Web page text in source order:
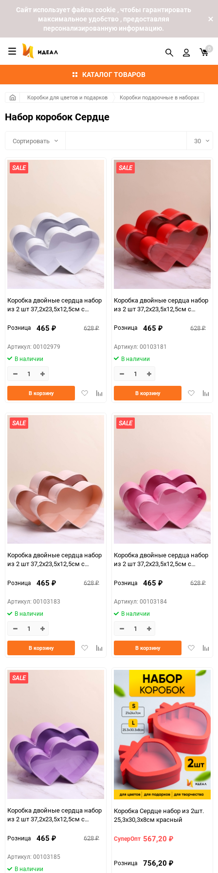
Cайт использует файлы cookie , чтобы гарантировать
максимальное удобство , предоставляя
персонализированную информацию.
КАТАЛОГ ТОВАРОВ
0
Коробки для цветов и подарков Коробки подарочные в наборах
Набор коробок Сердце
Сортировать 30
150
SALE
Коробка двойные сердца набор
из 2 шт 37,2x23,5x12,5см с
Розница 465 ₽ 628₽
Артикул: 00102979
В наличии
ДобавитьДобавить
В корзину
SALE
Коробка двойные сердца набор
из 2 шт 37,2x23,5x12,5см с
Розница 465 ₽ 628₽
Артикул: 00103181
В наличии
Добавить
В корзину
SALE
Коробка двойные сердца набор
из 2 шт 37,2x23,5x12,5см с
Розница 465 ₽ 628₽
Артикул: 00103183
В наличии
ДобавитьДобавить
В корзину
SALE
Коробка двойные сердца набор
из 2 шт 37,2x23,5x12,5см с
Розница 465 ₽ 628₽
Артикул: 00103184
В наличии
Добавить
В корзину
SALE
Коробка двойные сердца набор
из 2 шт 37,2x23,5x12,5см с
сиреневый
Розница 465 ₽ 628₽
Артикул: 00103185
В наличии
Коробка Сердце набор из 2шт.
25,3х30,3х8см красный
СуперОпт 567,20 ₽
Розница 756,20 ₽